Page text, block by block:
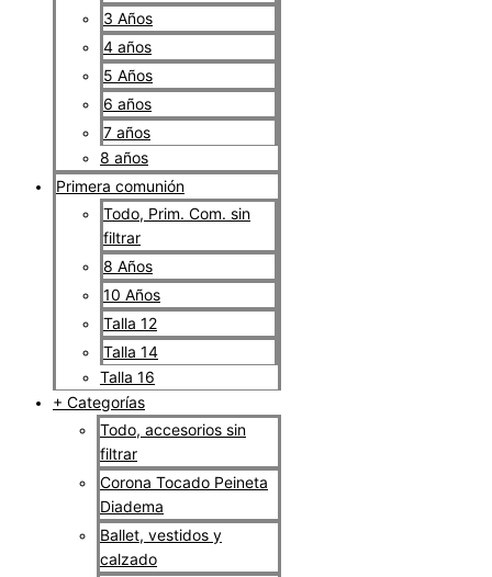
3 Años
4 años
5 Años
6 años
7 años
8 años
Primera comunión
Todo, Prim. Com. sin
filtrar
8 Años
10 Años
Talla 12
Talla 14
Talla 16
+ Categorías
Todo, accesorios sin
filtrar
Corona Tocado Peineta
Diadema
Ballet, vestidos y
calzado